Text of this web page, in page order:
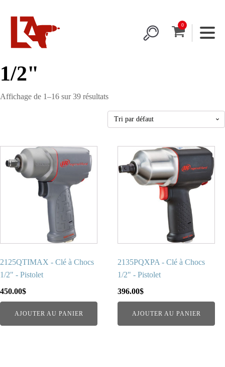
1/2"
Affichage de 1–16 sur 39 résultats
2125QTIMAX - Clé à Chocs
1/2" - Pistolet
450.00$
AJOUTER AU PANIER
2135PQXPA - Clé à Chocs
1/2" - Pistolet
396.00$
AJOUTER AU PANIER